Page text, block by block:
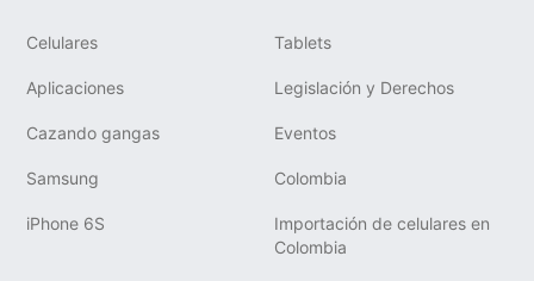
Celulares Tablets
Aplicaciones Legislación y Derechos
Cazando gangas Eventos
Samsung Colombia
iPhone 6S
Importación de celulares en
Colombia